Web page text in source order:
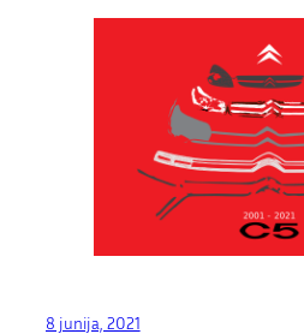
8 junija, 2021